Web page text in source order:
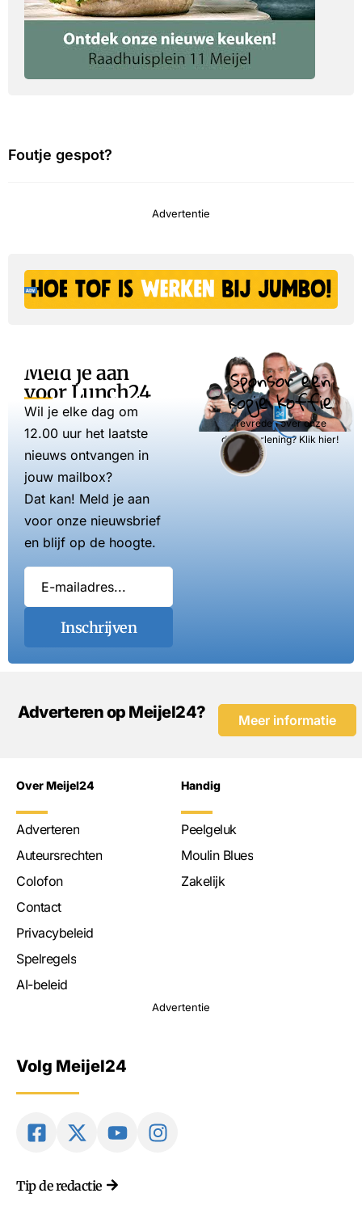
Foutje gespot?
Advertentie
Meld je aan
voor Lunch24
Wil je elke dag om
12.00 uur het laatste
nieuws ontvangen in
jouw mailbox?
Dat kan! Meld je aan
voor onze nieuwsbrief
en blijf op de hoogte.
Inschrijven
Sponsor een
kopje koffie
Tevreden over onze
dienstverlening? Klik hier!
Adverteren op Meijel24? Meer informatie
Over Meijel24
Adverteren
Auteursrechten
Colofon
Contact
Privacybeleid
Spelregels
AI-beleid
Handig
Peelgeluk
Moulin Blues
Zakelijk
Advertentie
Volg Meijel24
Tip de redactie